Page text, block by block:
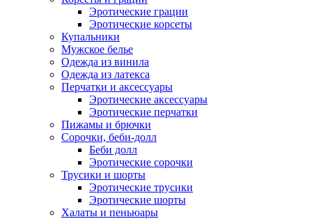
Эротические грации
Эротические корсеты
Купальники
Мужское белье
Одежда из винила
Одежда из латекса
Перчатки и аксессуары
Эротические аксессуары
Эротические перчатки
Пижамы и брючки
Сорочки, беби-долл
Беби долл
Эротические сорочки
Трусики и шорты
Эротические трусики
Эротические шорты
Халаты и пеньюары